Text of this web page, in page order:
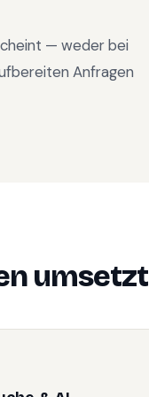
— weder bei
Anfragen
umsetzt